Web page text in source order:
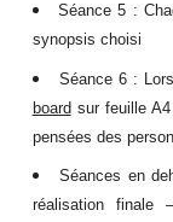
Séance 5 :
synopsis choisi
Séance 6:
boardsur feuille A4
pensées des
Séances en
réalisation finale